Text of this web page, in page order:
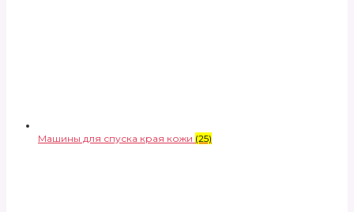
Машины для спуска края кожи (25)